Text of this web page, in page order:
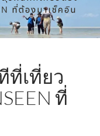
เที่ยว
ที่